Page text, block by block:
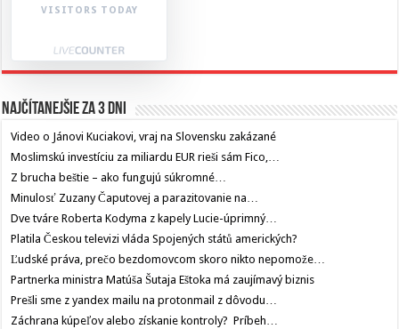
VISITORS TODAY
Najčítanejšie za 3 dni
Video o Jánovi Kuciakovi, vraj na Slovensku zakázané
Moslimskú investíciu za miliardu EUR rieši sám Fico,…
Z brucha beštie – ako fungujú súkromné…
Minulosť Zuzany Čaputovej a parazitovanie na…
Dve tváre Roberta Kodyma z kapely Lucie-úprimný…
Platila Českou televizi vláda Spojených států amerických?
Ľudské práva, prečo bezdomovcom skoro nikto nepomože…
Partnerka ministra Matúša Šutaja Eštoka má zaujímavý biznis
Prešli sme z yandex mailu na protonmail z dôvodu…
Záchrana kúpeľov alebo získanie kontroly? Príbeh…